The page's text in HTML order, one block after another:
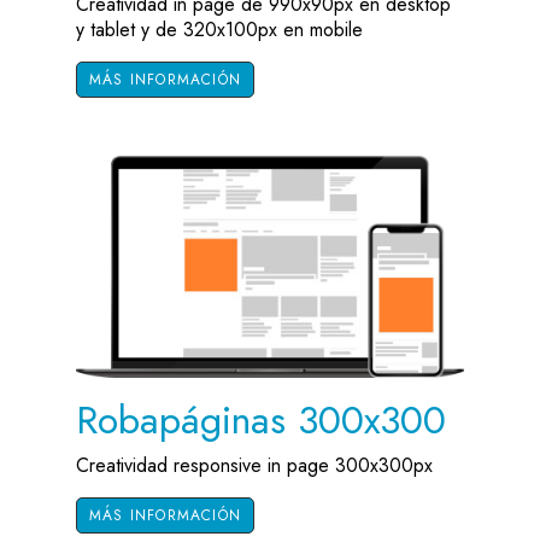
y tablet y de 320x100px en mobile
MÁS INFORMACIÓN
Robapáginas 300x300
Creatividad responsive in page 300x300px
MÁS INFORMACIÓN